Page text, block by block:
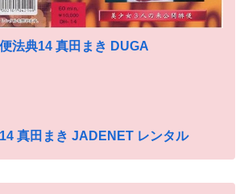
法典14 真田まき DUGA
真田まき JADENET レンタル